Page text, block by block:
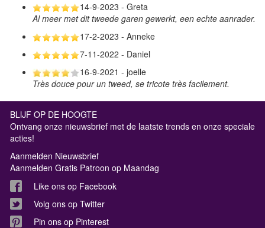
14-9-2023 - Greta
Al meer met dit tweede garen gewerkt, een echte aanrader.
17-2-2023 - Anneke
7-11-2022 - Daniel
16-9-2021 - joelle
Très douce pour un tweed, se tricote très facilement.
BLIJF OP DE HOOGTE
Ontvang onze nieuwsbrief met de laatste trends en onze speciale
acties!
Aanmelden Nieuwsbrief
Aanmelden Gratis Patroon op Maandag
Like ons op Facebook
Volg ons op Twitter
Pin ons op Pinterest